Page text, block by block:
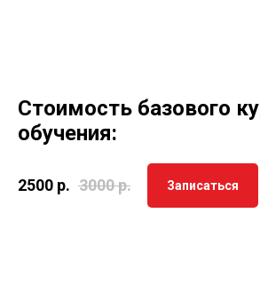
Стоимость базового
обучения:
2500 р. 3000р. Записаться